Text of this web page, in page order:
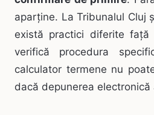
aparține. La Tribunalul Cluj
există practici diferite
verifică procedura
calculator termene nu
dacă depunerea